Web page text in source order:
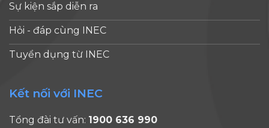
Sự kiện sắp diễn ra
Hỏi - đáp cùng INEC
Tuyển dụng từ INEC
Kết nối với INEC
Tổng đài tư vấn: 1900 636 990